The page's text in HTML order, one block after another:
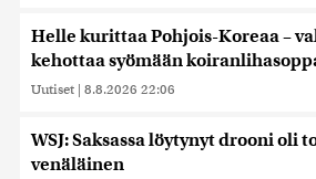
Helle kurittaa Pohjois-Koreaa –
kehottaa syömään
Uutiset | 8.8.2026 22:06
WSJ: Saksassa löytynyt drooni oli
venäläinen